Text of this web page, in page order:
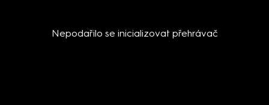
Nepodařilo se inicializovat přehrávač